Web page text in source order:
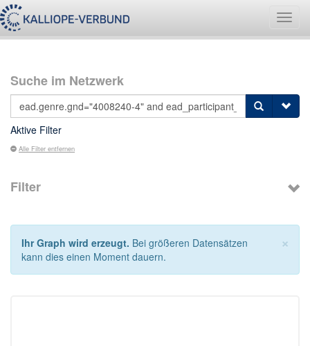
Suche im Netzwerk
Aktive Filter
Alle Filter entfernen
Filter
×
Ihr Graph wird erzeugt. Bei größeren Datensätzen
kann dies einen Moment dauern.